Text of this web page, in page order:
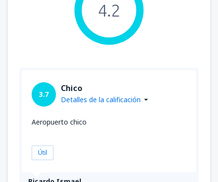
4.2
3.7
Chico
Detalles de la calificación
Aeropuerto chico
Útil